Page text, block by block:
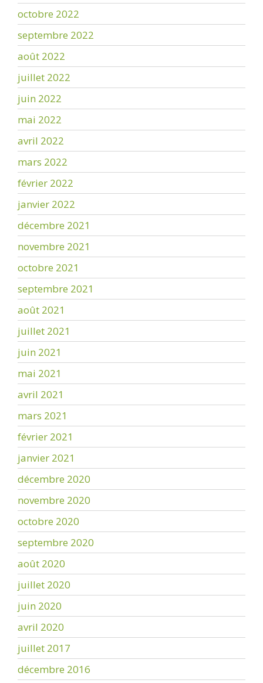
octobre 2022
septembre 2022
août 2022
juillet 2022
juin 2022
mai 2022
avril 2022
mars 2022
février 2022
janvier 2022
décembre 2021
novembre 2021
octobre 2021
septembre 2021
août 2021
juillet 2021
juin 2021
mai 2021
avril 2021
mars 2021
février 2021
janvier 2021
décembre 2020
novembre 2020
octobre 2020
septembre 2020
août 2020
juillet 2020
juin 2020
avril 2020
juillet 2017
décembre 2016